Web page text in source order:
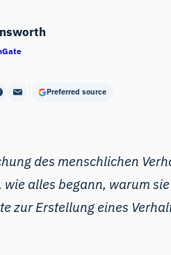
Preferred source
des menschlichen
alles begann, warum
zur Erstellung eines